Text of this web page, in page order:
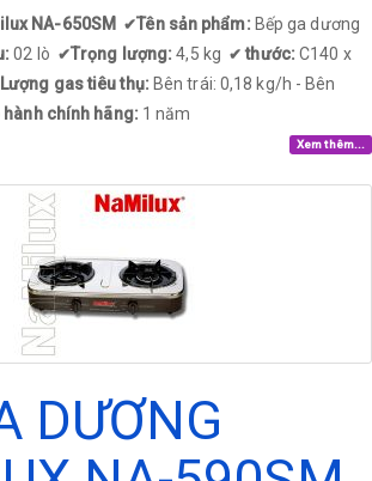
NA-650SM ✔Tên sản phẩm: Bếp ga dương
02 lò ✔Trọng lượng:4,5 kg ✔ thước: C140 x
Lượng gas tiêu thụ: Bên trái: 0,18 kg/h - Bên
hành chính hãng: 1 năm
Xem thêm...
DƯƠNG